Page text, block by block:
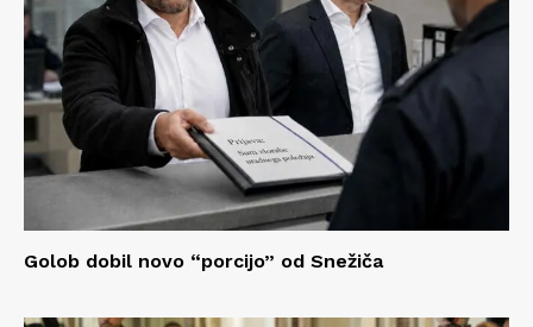
Golob dobil novo “porcijo” od Snežiča